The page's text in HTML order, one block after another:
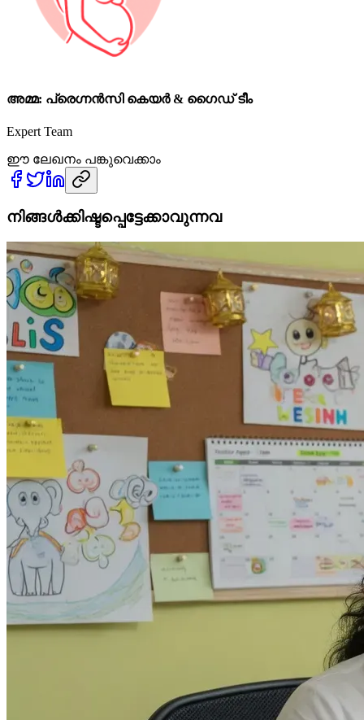
അമ്മ: പ്രെഗ്നൻസി കെയർ & ഗൈഡ് ടീം
Expert Team
ഈ ലേഖനം പങ്കുവെക്കാം
നിങ്ങൾക്കിഷ്ടപ്പെട്ടേക്കാവുന്നവ